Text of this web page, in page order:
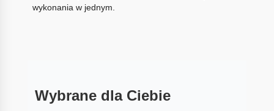
wykonania w jednym.
Wybrane dla Ciebie